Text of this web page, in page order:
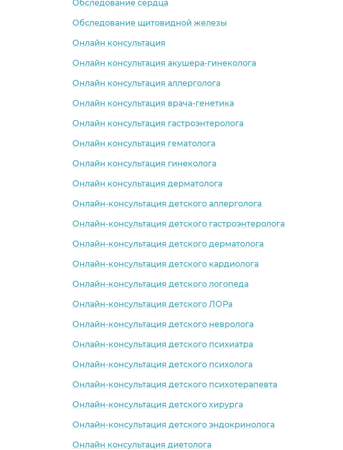
Обследование сердца
Обследование щитовидной железы
Онлайн консультация
Онлайн консультация акушера-гинеколога
Онлайн консультация аллерголога
Онлайн консультация врача-генетика
Онлайн консультация гастроэнтеролога
Онлайн консультация гематолога
Онлайн консультация гинеколога
Онлайн консультация дерматолога
Онлайн-консультация детского аллерголога
Онлайн-консультация детского гастроэнтеролога
Онлайн-консультация детского дерматолога
Онлайн-консультация детского кардиолога
Онлайн-консультация детского логопеда
Онлайн-консультация детского ЛОРа
Онлайн-консультация детского невролога
Онлайн-консультация детского психиатра
Онлайн-консультация детского психолога
Онлайн-консультация детского психотерапевта
Онлайн-консультация детского хирурга
Онлайн-консультация детского эндокринолога
Онлайн консультация диетолога